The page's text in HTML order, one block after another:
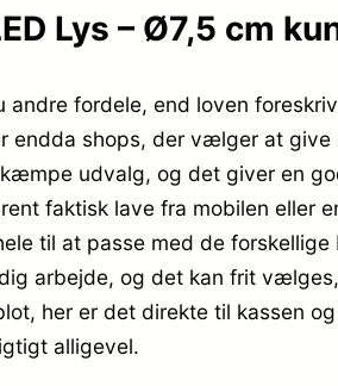
Lys – Ø7,5 cm
fordele, end loven
endda shops, der vælger at
udvalg, og det giver en
faktisk lave fra mobilen eller
til at passe med de
arbejde, og det kan frit
her er det direkte til kassen
alligevel.